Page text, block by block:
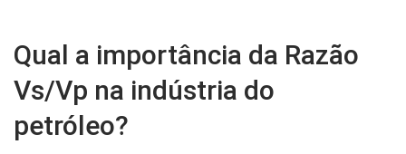
Qual a importância da Razão
Vs/Vp na indústria do
petróleo?